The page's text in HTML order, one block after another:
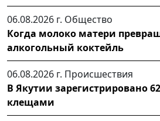
06.08.2026 г. Общество
Когда молоко матери
алкогольный коктейль
06.08.2026 г. Происшествия
В Якутии зарегистрировано
клещами